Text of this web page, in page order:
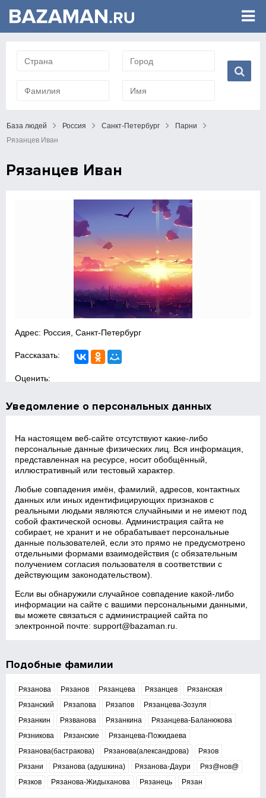
База людей Россия Санкт-Петербург
Парни
Рязанцев Иван
Рязанцев Иван
Адрес: Россия, Санкт-Петербург
Рассказать:
Оценить:
Уведомление о персональных данных
На настоящем веб‑сайте отсутствуют какие‑либо
персональные данные физических лиц. Вся информация,
представленная на ресурсе, носит обобщённый,
иллюстративный или тестовый характер.
Любые совпадения имён, фамилий, адресов, контактных
данных или иных идентифицирующих признаков с
реальными людьми являются случайными и не имеют под
собой фактической основы. Администрация сайта не
собирает, не хранит и не обрабатывает персональные
данные пользователей, если это прямо не предусмотрено
отдельными формами взаимодействия (с обязательным
получением согласия пользователя в соответствии с
действующим законодательством).
Если вы обнаружили случайное совпадение какой‑либо
информации на сайте с вашими персональными данными,
вы можете связаться с администрацией сайта по
электронной почте:support@bazaman.ru
Подобные фамилии
Рязанова Рязанов Рязанцева Рязанцев
Рязанская
Рязанский
Рязапова Рязапов
Рязанцева-Зозуля
Рязанкин
Рязванова Рязанкина
Рязанцева-Баланюкова
Рязникова
Рязанские
Рязанцева-Пожидаева
Рязанова(бастракова)
Рязанова(александрова)
Рязов
Рязани
Рязанова (адушкина) Рязанова-Даури
Ряз@нов@
Рязков
Рязанова-Жидыханова Рязанець Рязан